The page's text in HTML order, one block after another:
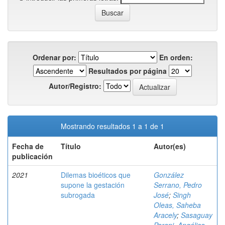
Ordenar por:
En orden:
Resultados por página
Autor/Registro:
Mostrando resultados 1 a 1 de 1
Fecha de
publicación
Título Autor(es)
2021
Dilemas bioéticos que
supone la gestación
subrogada
González
Serrano, Pedro
José; Singh
Oleas, Saheba
Aracely; Sasaguay